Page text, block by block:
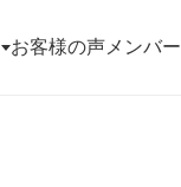
お客様の声 メンバー